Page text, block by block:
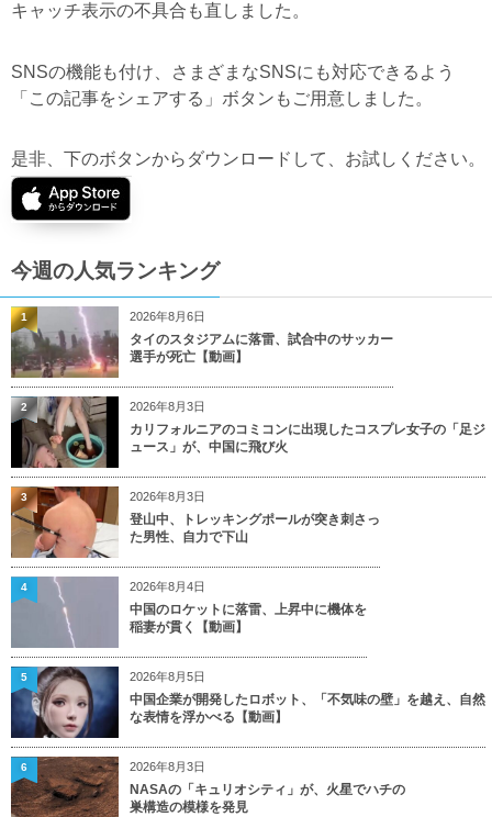
キャッチ表示の不具合も直しました。
SNSの機能も付け、さまざまなSNSにも対応できるよう
「この記事をシェアする」ボタンもご用意しました。
是非、下のボタンからダウンロードして、お試しください。
今週の人気ランキング
2026年8月6日
タイのスタジアムに落雷、試合中のサッカー
選手が死亡【動画】
1
2026年8月3日
カリフォルニアのコミコンに出現したコスプレ女子の「足ジ
ュース」が、中国に飛び火
2
2026年8月3日
登山中、トレッキングポールが突き刺さっ
た男性、自力で下山
3
2026年8月4日
中国のロケットに落雷、上昇中に機体を
稲妻が貫く【動画】
4
2026年8月5日
中国企業が開発したロボット、「不気味の壁」を越え、自然
な表情を浮かべる【動画】
5
2026年8月3日
NASAの「キュリオシティ」が、火星でハチの
巣構造の模様を発見
6